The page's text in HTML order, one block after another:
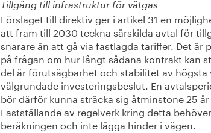
Tillgång till infrastruktur för vätgas
Förslaget till direktiv ger i artikel 31 en
att fram till 2030 teckna särskilda avtal för
snarare än att gå via fastlagda tariffer. Det är
på frågan om hur långt sådana kontrakt kan
del är förutsägbarhet och stabilitet av
välgrundade investeringsbeslut. En
bör därför kunna sträcka sig åtminstone 25
Fastställande av regelverk kring detta
beräkningen och inte lägga hinder i vägen.